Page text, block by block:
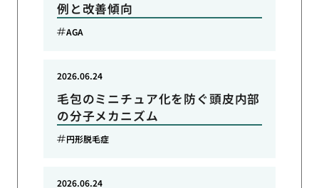
例と改善傾向
AGA
毛包のミニチュア化を防ぐ頭皮内部
の分子メカニズム
2026.06.24
円形脱毛症
2026.06.24